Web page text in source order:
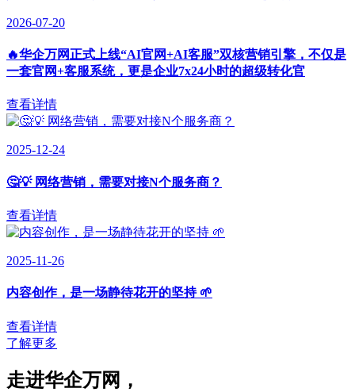
2026-07-20
🔥华企万网正式上线“AI官网+AI客服”双核营销引擎，不仅是
一套官网+客服系统，更是企业7x24小时的超级转化官
查看详情
2025-12-24
🤔💡 网络营销，需要对接N个服务商？
查看详情
2025-11-26
内容创作，是一场静待花开的坚持 🌱
查看详情
了解更多
走进华企万网 ，